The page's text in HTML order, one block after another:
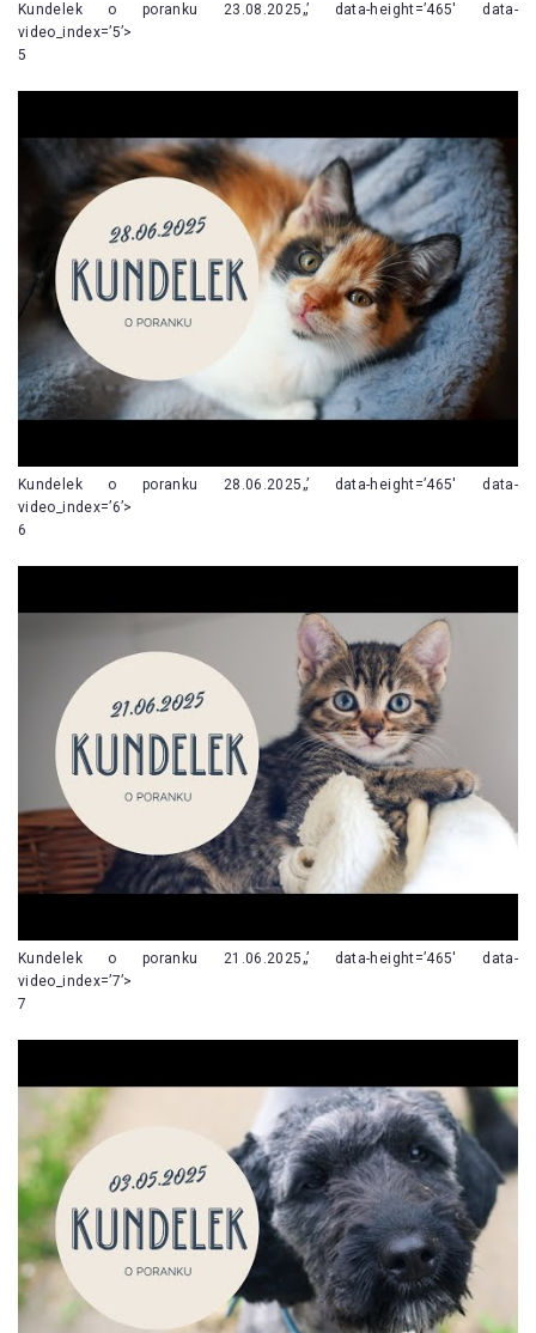
Kundelek o poranku 23.08.2025„’ data-height=’465′ data-
video_index=’5’>
5
Kundelek o poranku 28.06.2025„’ data-height=’465′ data-
video_index=’6’>
6
Kundelek o poranku 21.06.2025„’ data-height=’465′ data-
video_index=’7’>
7